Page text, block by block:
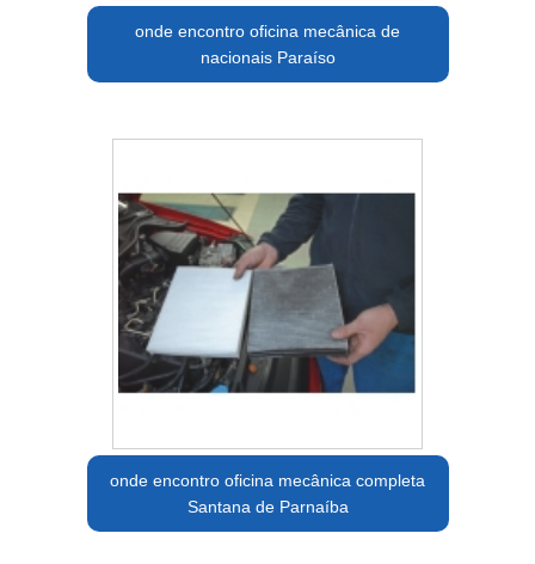
onde encontro oficina mecânica de
nacionais Paraíso
onde encontro oficina mecânica completa
Santana de Parnaíba